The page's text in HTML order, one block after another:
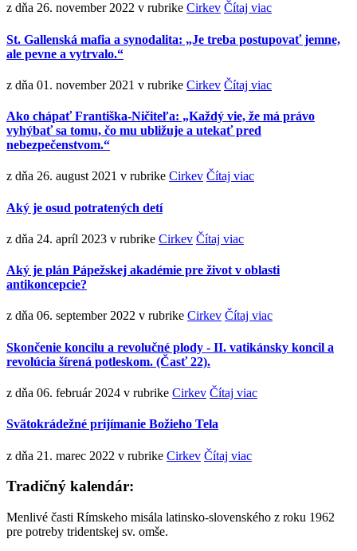
z dňa 26. november 2022 v rubrike Cirkev Čítaj viac
St. Gallenská mafia a synodalita: „Je treba postupovať jemne,
ale pevne a vytrvalo.“
z dňa 01. november 2021 v rubrike Cirkev Čítaj viac
Ako chápať Františka-Ničiteľa: „Každý vie, že má právo
vyhýbať sa tomu, čo mu ubližuje a utekať pred
nebezpečenstvom.“
z dňa 26. august 2021 v rubrike Cirkev Čítaj viac
Aký je osud potratených detí
z dňa 24. apríl 2023 v rubrike Cirkev Čítaj viac
Aký je plán Pápežskej akadémie pre život v oblasti
antikoncepcie?
z dňa 06. september 2022 v rubrike Cirkev Čítaj viac
Skončenie koncilu a revolučné plody - II. vatikánsky koncil a
revolúcia šírená potleskom. (Časť 22).
z dňa 06. február 2024 v rubrike Cirkev Čítaj viac
Svätokrádežné prijímanie Božieho Tela
z dňa 21. marec 2022 v rubrike Cirkev Čítaj viac
Tradičný kalendár:
Menlivé časti Rímskeho misála latinsko-slovenského z roku 1962
pre potreby tridentskej sv. omše.